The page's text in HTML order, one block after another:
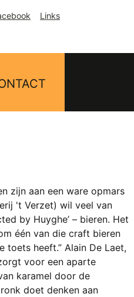
Links
zijn aan een ware opmars
't Verzet) wil veel van
by Huyghe’ – bieren. Het
één van die craft bieren
toets heeft.” Alain De Laet,
voor een aparte
karamel door de
doet denken aan